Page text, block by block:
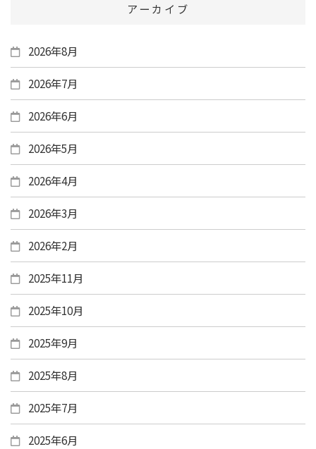
アーカイブ
2026年8月
2026年7月
2026年6月
2026年5月
2026年4月
2026年3月
2026年2月
2025年11月
2025年10月
2025年9月
2025年8月
2025年7月
2025年6月